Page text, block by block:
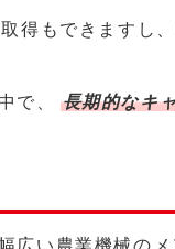
得もできますし
で、
長期的なキ